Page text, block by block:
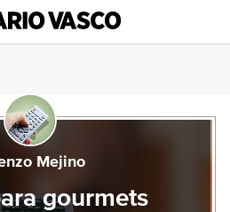
Mejino
gourmets